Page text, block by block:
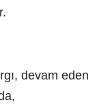
devam eden